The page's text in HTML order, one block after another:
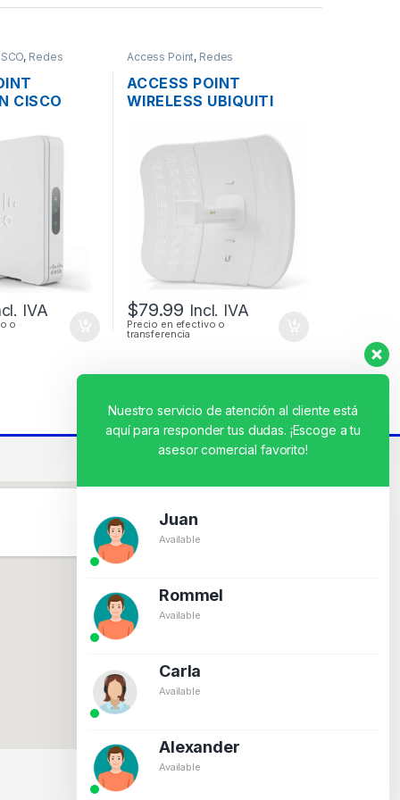
, Redes
CISCO
600MBPS
IVA
o
Access Point, Redes
ACCESS POINT
WIRELESS UBIQUITI
23 AIRMAX 5GHZ 23DBI
316MW + POE
OUTDOOR
$79.99 Incl. IVA
Precio en efectivo o
transferencia
Nuestro servicio de atención al cliente está
aquí para responder tus dudas. ¡Escoge a tu
asesor comercial favorito!
Juan
Available
Rommel
Available
Carla
Available
Alexander
Available